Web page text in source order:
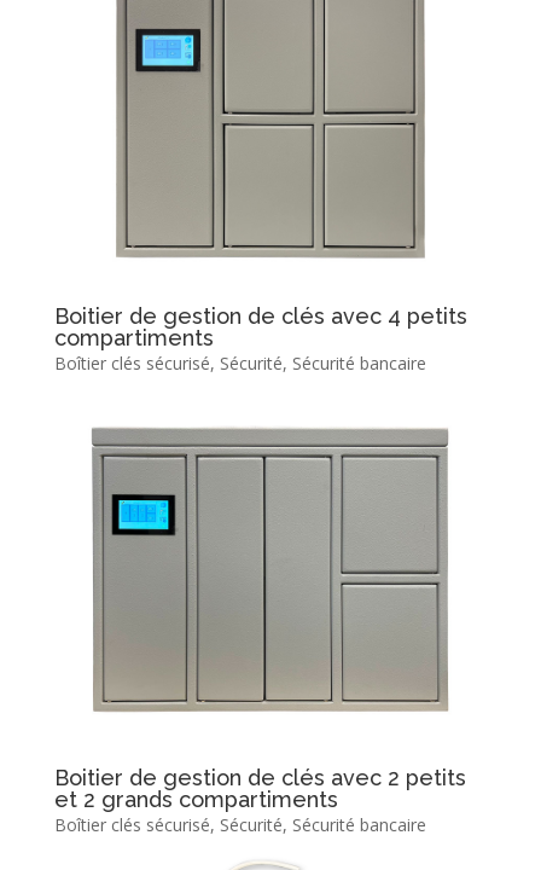
Boitier de gestion de clés avec 4 petits
compartiments
Boîtier clés sécurisé, Sécurité, Sécurité bancaire
Boitier de gestion de clés avec 2 petits
et 2 grands compartiments
Boîtier clés sécurisé, Sécurité, Sécurité bancaire